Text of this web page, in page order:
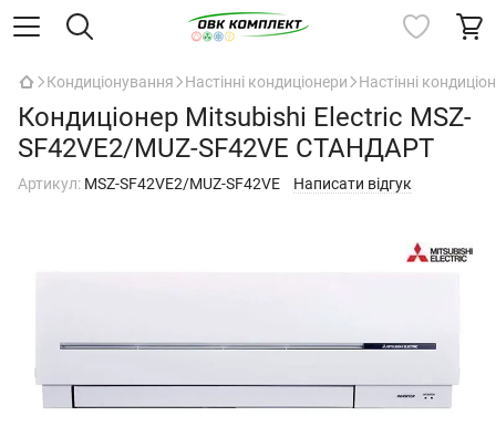
Кондиціонування Настінні кондиціонери Настінні
Кондиціонер Mitsubishi Electric MSZ-
SF42VE2/MUZ-SF42VE СТАНДАРТ
Артикул: MSZ-SF42VE2/MUZ-SF42VE Написати відгук